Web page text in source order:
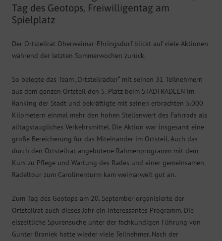
Tag des Geotops, Freiwilligentag am
Spielplatz
Der Ortsteilrat Oberweimar-Ehringsdorf blickt auf viele Aktionen
während der letzten Sommerwochen zurück.
So belegte das Team „Ortsteilradler“ mit seinen 31 Teilnehmern
aus dem ganzen Ortsteil den 5. Platz beim STADTRADELN im
Ranking der Stadt und bekräftigte mit seinen erbrachten 5.000
Kilometern einmal mehr den hohen Stellenwert des Fahrrads als
alltagstaugliches Verkehrsmittel. Die Aktion war insgesamt eine
große Bereicherung für das Miteinander im Ortsteil. Auch das
durch den Ortsteilrat angebotene Rahmenprogramm mit dem
Kurs zu Pflege und Wartung des Rades und einer gemeinsamen
Radeltour zum Carolinenturm kam weimarweit gut an.
Zum Tag des Geotops am 20. September organisierte der
Ortsteilrat auch dieses Jahr ein interessantes Programm. Die
eiszeitliche Spurensuche unter der fachkundigen Führung von
Gunter Braniek hatte wieder viele Teilnehmer. Nach der